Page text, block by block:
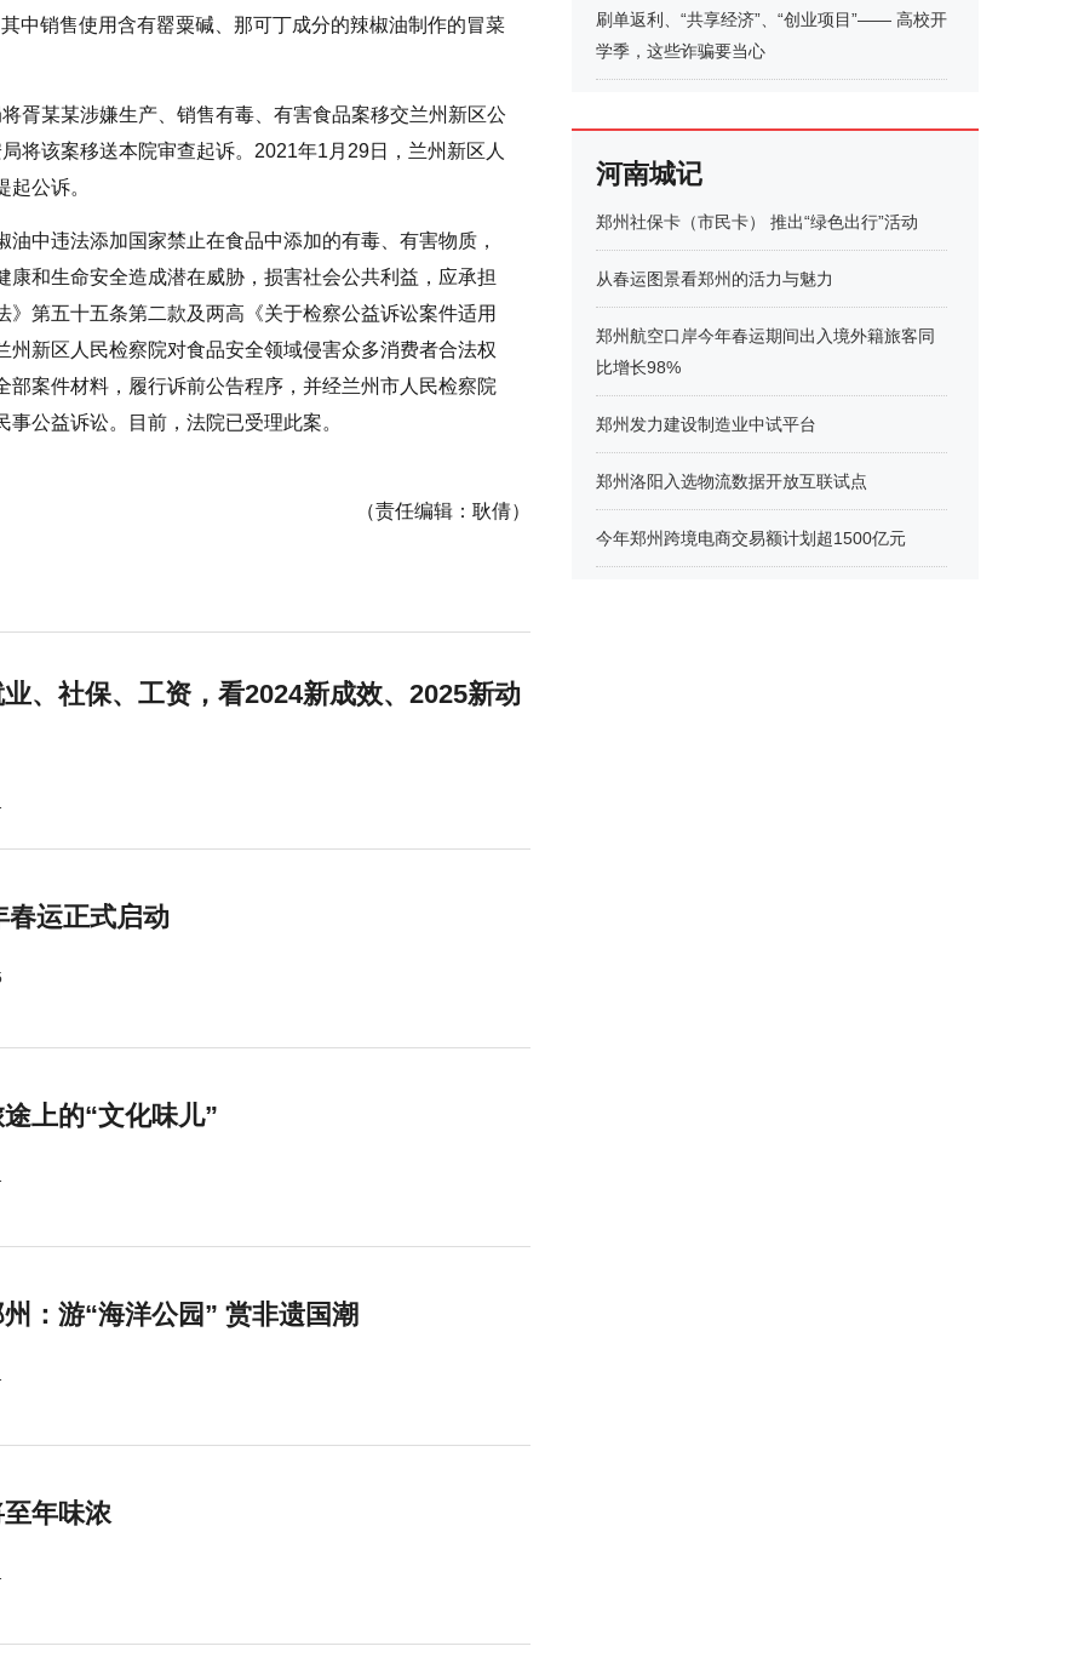
中销售使用含有罂粟碱、那可丁成分的辣椒油制作的冒菜
胥某某涉嫌生产、销售有毒、有害食品案移交兰州新区公
将该案移送本院审查起诉。2021年1月29日，兰州新区人
公诉。
中违法添加国家禁止在食品中添加的有毒、有害物质，
和生命安全造成潜在威胁，损害社会公共利益，应承担
》第五十五条第二款及两高《关于检察公益诉讼案件适用
新区人民检察院对食品安全领域侵害众多消费者合法权
案件材料，履行诉前公告程序，并经兰州市人民检察院
公益诉讼。目前，法院已受理此案。
（责任编辑：耿倩）
、社保、工资，看2024新成效、2025新动
春运正式启动
上的“文化味儿”
：游“海洋公园” 赏非遗国潮
年味浓
刷单返利、“共享经济”、“创业项目”—— 高校开
学季，这些诈骗要当心
河南城记
郑州社保卡（市民卡） 推出“绿色出行”活动
从春运图景看郑州的活力与魅力
郑州航空口岸今年春运期间出入境外籍旅客同
比增长98%
郑州发力建设制造业中试平台
郑州洛阳入选物流数据开放互联试点
今年郑州跨境电商交易额计划超1500亿元